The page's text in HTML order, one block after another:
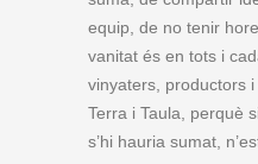
equip, de no tenir
vanitat és en tots i
vinyaters, productors
Terra i Taula, perquè
s’hi hauria sumat,